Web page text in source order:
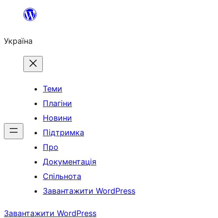
Перейти
вмісту
Україна
Теми
Плагіни
Новини
Підтримка
Про
Документація
Спільнота
Завантажити WordPress
Завантажити WordPress